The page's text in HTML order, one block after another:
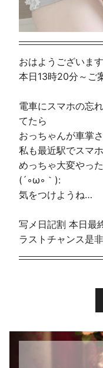
おはようございま
本日13時20分～ご
電車にスマホの忘
てたら
おっちゃんが車掌
私も最近駅でスマ
めっちゃ大変やっ
(´◦ω◦｀):
気をつけようね…
写メ日記割 本日最
ラストチャンス是